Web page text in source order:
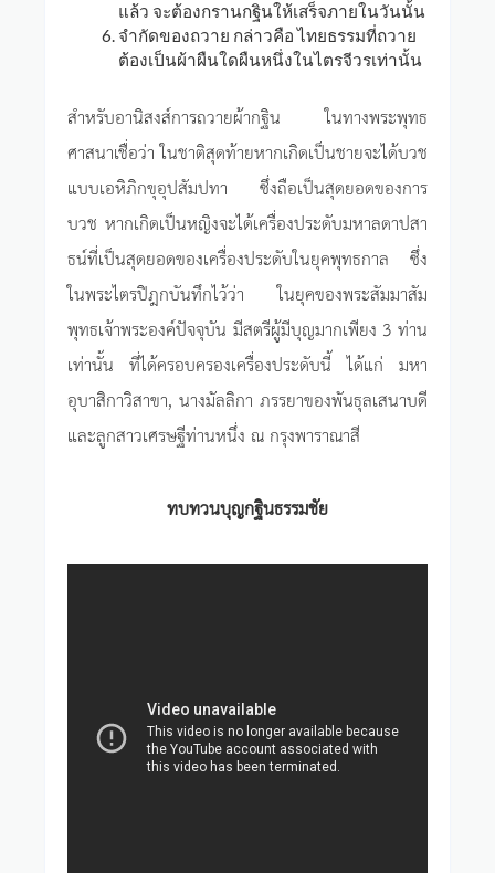
แล้ว จะต้องกรานกฐินให้เสร็จภายในวันนั้น
จำกัดของถวาย กล่าวคือ ไทยธรรมที่ถวาย
ต้องเป็นผ้าผืนใดผืนหนึ่งในไตรจีวรเท่านั้น
สำหรับอานิสงส์การถวายผ้ากฐิน ในทางพระพุทธ
ศาสนาเชื่อว่า ในชาติสุดท้ายหากเกิดเป็นชายจะได้บวช
แบบเอหิภิกขุอุปสัมปทา ซึ่งถือเป็นสุดยอดของการ
บวช หากเกิดเป็นหญิงจะได้เครื่องประดับมหาลดาปสา
ธน์ที่เป็นสุดยอดของเครื่องประดับในยุคพุทธกาล ซึ่ง
ในพระไตรปิฎกบันทึกไว้ว่า ในยุคของพระสัมมาสัม
พุทธเจ้าพระองค์ปัจจุบัน มีสตรีผู้มีบุญมากเพียง 3 ท่าน
เท่านั้น ที่ได้ครอบครองเครื่องประดับนี้ ได้แก่ มหา
อุบาสิกาวิสาขา, นางมัลลิกา ภรรยาของพันธุลเสนาบดี
และลูกสาวเศรษฐีท่านหนึ่ง ณ กรุงพาราณาสี
ทบทวนบุญกฐินธรรมชัย